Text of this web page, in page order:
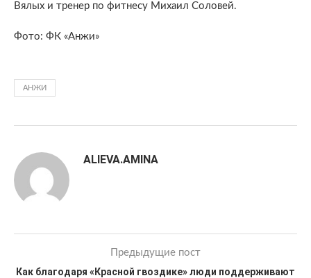
Вялых и тренер по фитнесу Михаил Соловей.
Фото: ФК «Анжи»
АНЖИ
ALIEVA.AMINA
Предыдущие пост
Как благодаря «Красной гвоздике» люди поддерживают